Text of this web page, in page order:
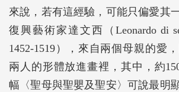
來說，若有這經驗，可能只偏愛其
復興藝術家達文西（Leonardo di
1452-1519），來自兩個母親的愛
兩人的形體放進畫裡，其中，約
幅〈聖母與聖嬰及聖安〉可說最明